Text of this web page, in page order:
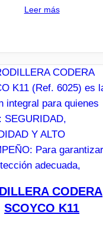
Leer más
CODERA
SCOYCO K11